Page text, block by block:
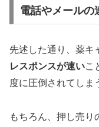
電話やメールの
先述した通り、薬キ
レスポンスが速いこ
度に圧倒されてしま
もちろん、押し売り